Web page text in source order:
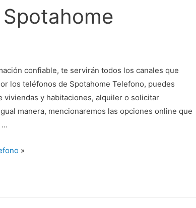
confiable, te servirán todos los canales que
los teléfonos de Spotahome Telefono, puedes
viviendas y habitaciones, alquiler o solicitar
manera, mencionaremos las opciones online que
…
»